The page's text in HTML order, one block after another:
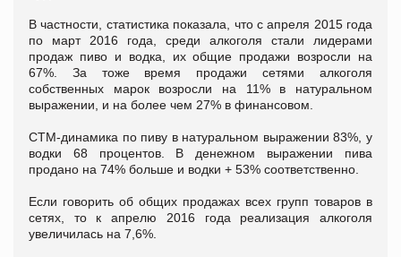
В частности, статистика показала, что с апреля 2015 года
по март 2016 года, среди алкоголя стали лидерами
продаж пиво и водка, их общие продажи возросли на
67%. За тоже время продажи сетями алкоголя
собственных марок возросли на 11% в натуральном
выражении, и на более чем 27% в финансовом.
СТМ-динамика по пиву в натуральном выражении 83%, у
водки 68 процентов. В денежном выражении пива
продано на 74% больше и водки + 53% соответственно.
Если говорить об общих продажах всех групп товаров в
сетях, то к апрелю 2016 года реализация алкоголя
увеличилась на 7,6%.